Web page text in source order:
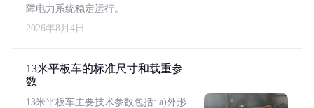
障电力系统稳定运行。
2026年8月4日
13米平板车的标准尺寸和载重参
数
13米平板车主要技术参数包括: a)外形